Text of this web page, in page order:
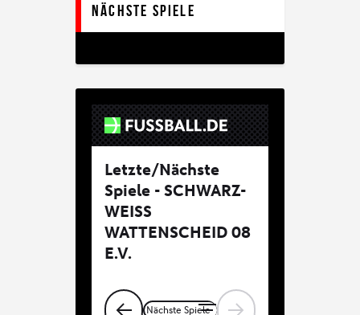
Nächste Spiele